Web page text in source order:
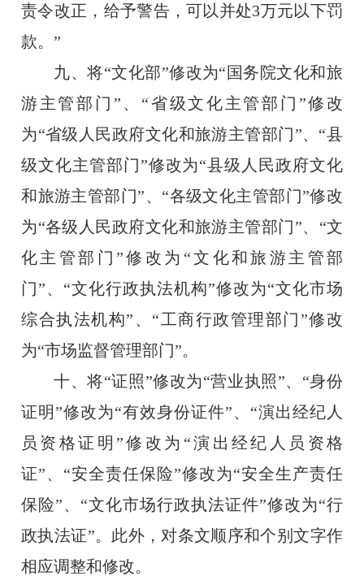
责令改正，给予警告，可以并处3万元以下罚
款。”
九、将“文化部”修改为“国务院文化和旅
游主管部门”、“省级文化主管部门”修改
为“省级人民政府文化和旅游主管部门”、“县
级文化主管部门”修改为“县级人民政府文化
和旅游主管部门”、“各级文化主管部门”修改
为“各级人民政府文化和旅游主管部门”、 “文
化主管部门”修改为 “文化和旅游主管部
门”、 “文化行政执法机构”修改为“文化市场
综合执法机构” 、 “工商行政管理部门”修改
为“市场监督管理部门”。
十、将“证照”修改为“营业执照”、 “身份
证明”修改为“有效身份证件”、 “演出经纪人
员资格证明”修改为 “演出经纪人员资格
证”、 “安全责任保险”修改为“安全生产责任
保险”、 “文化市场行政执法证件”修改为“行
政执法证”。此外，对条文顺序和个别文字作
相应调整和修改。